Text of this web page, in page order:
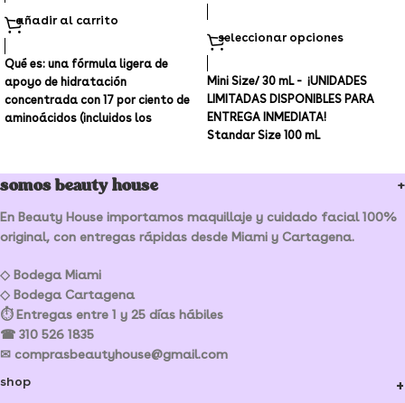
añadir al carrito
Qué es: una fórmula ligera de
apoyo de hidratación
concentrada con 17 por ciento de
aminoácidos (incluidos los
Tipo de piel: normal, seca,
Preocupaciones de cuidado de la
piel: sequedad, líneas finas y
elasticidad
seleccionar opciones
Mini Size/ 30 mL - ¡UNIDADES
LIMITADAS DISPONIBLES PARA
ENTREGA INMEDIATA!
Standar Size 100 mL
somos beauty house
En Beauty House importamos maquillaje y cuidado facial 100%
original, con entregas rápidas desde Miami y Cartagena.
◇ Bodega Miami
◇ Bodega Cartagena
⏱ Entregas entre 1 y 25 días hábiles
☎ 310 526 1835
✉ comprasbeautyhouse@gmail.com
shop